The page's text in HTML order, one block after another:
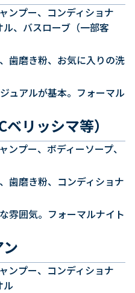
ンプー、コンディショナ
、バスローブ（一部客
歯磨き粉、お気に入りの洗
ュアルが基本。フォーマル
リッシマ等）
ンプー、ボディーソープ、
歯磨き粉、コンディショナ
雰囲気。フォーマルナイト
ンプー、コンディショナ
ル